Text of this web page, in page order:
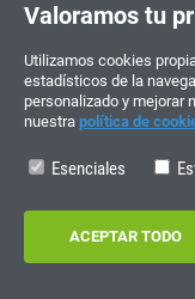
¡ÚNETE Y
Valoramos tu
Utilizamos cookies
estadísticos de la
personalizado y mejorar
nuestra política de
Esenciales